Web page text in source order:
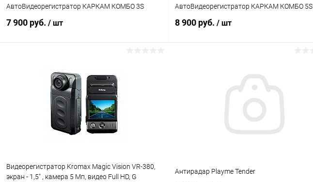
АвтоВидеорегистратор КАРКАМ КОМБО 3S
7 900 руб. / шт
В избранное В наличии (1)
АвтоВидеорегистратор КАРКАМ КОМБО 5S
8 900 руб. / шт
Видеорегистратор Kromax Magic Vision VR-380,
экран - 1,5" , камера 5 Мп, видео Full HD, G
Антирадар Playme Tender